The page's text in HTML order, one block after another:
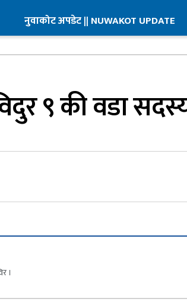
नुवाकोट अपडेट || NUWAKOT UPDATE
९ की वडा